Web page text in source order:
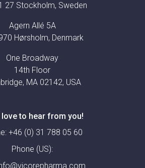
27 Stockholm, Sweden
Agern Allé 5A
Hørsholm, Denmark
One Broadway
14th Floor
MA 02142, USA
love to hear from you!
+46 (0) 31 788 05 60
Phone (US):